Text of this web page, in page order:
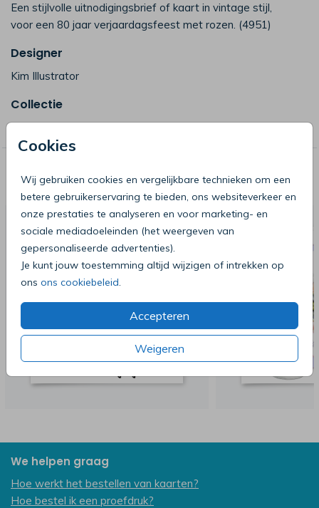
Cookies
Wij gebruiken cookies en vergelijkbare technieken om een
betere gebruikerservaring te bieden, ons websiteverkeer en
onze prestaties te analyseren en voor marketing- en
sociale mediadoeleinden (het weergeven van
gepersonaliseerde advertenties).
Je kunt jouw toestemming altijd wijzigen of intrekken op
ons ons cookiebeleid.
Accepteren
Weigeren
Een stijlvolle uitnodigingsbrief of kaart in vintage stijl,
voor een 80 jaar verjaardagsfeest met rozen. (4951)
Designer
Kim Illustrator
Collectie
80 jaar uitnodiging maken - tachtig
Deze producten zijn wellicht ook iets
voor je
We helpen graag
Hoe werkt het bestellen van kaarten?
Hoe bestel ik een proefdruk?